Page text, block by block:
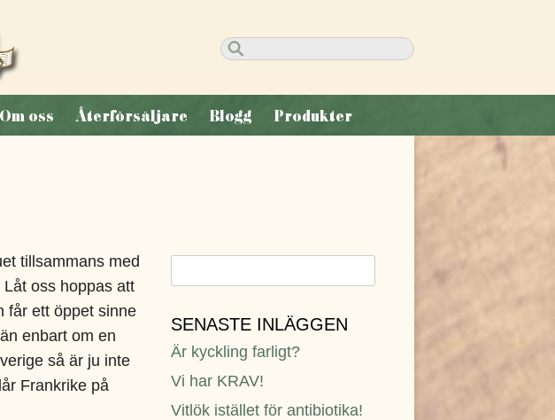
Sök
Om oss Återförsäljare Blogg Produkter
tillsammans med
oss hoppas att
får ett öppet sinne
enbart om en
så är ju inte
Frankrike på
efter:
SENASTE INLÄGGEN
Är kyckling farligt?
Vi har KRAV!
Vitlök istället för antibiotika!